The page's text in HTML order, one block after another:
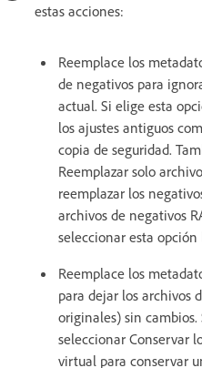
estas acciones:
Reemplace los
de negativos para
actual. Si elige esta
los ajustes antiguos
copia de seguridad.
Reemplazar solo
reemplazar los
archivos de negativos
seleccionar esta
Reemplace los
para dejar los archivos
originales) sin
seleccionar Conservar
virtual para conservar